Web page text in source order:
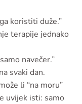
koristiti duže.”
terapije jednako
navečer.”
svaki dan.
li “na moru”
uvijek isti: samo